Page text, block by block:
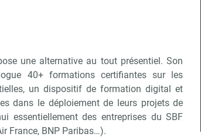
une alternative au tout présentiel. Son
40+ formations certifiantes sur les
un dispositif de formation digital et
dans le déploiement de leurs projets de
essentiellement des entreprises du SBF
France, BNP Paribas…).